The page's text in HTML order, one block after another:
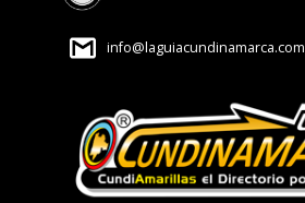
info@laguiacundinamarca.com